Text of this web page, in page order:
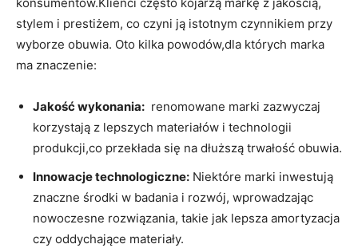
konsumentów.Klienci często kojarzą markę​ z jakością,‍
stylem i prestiżem,⁢ co czyni ją istotnym czynnikiem przy
wyborze obuwia. ​Oto kilka powodów,dla których marka⁢
ma ⁢znaczenie:
Jakość wykonania: ⁤ renomowane marki zazwyczaj
korzystają z lepszych materiałów i technologii‍
produkcji,co przekłada się na dłuższą​ trwałość obuwia.
Innowacje technologiczne: ‌Niektóre marki ⁢inwestują⁢
znaczne środki w badania i rozwój, ​wprowadzając
⁤nowoczesne rozwiązania, takie ⁢jak‍ lepsza amortyzacja
czy oddychające materiały.